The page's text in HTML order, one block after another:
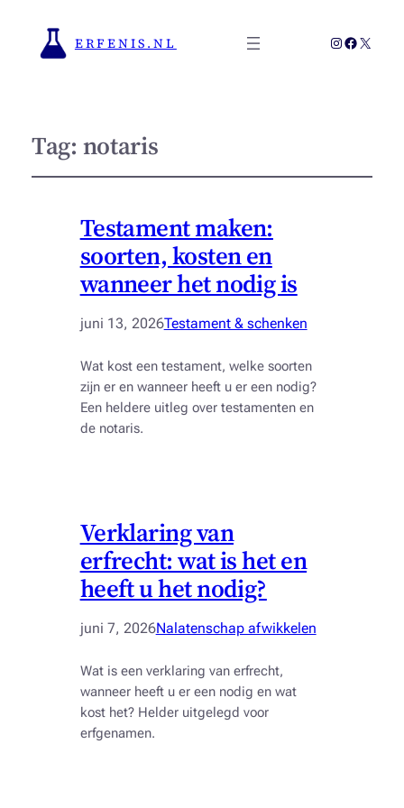
ERFENIS.NL Instagram
X
Tag: notaris
Testament maken:
soorten, kosten en
wanneer het nodig is
juni 13, 2026Testament & schenken
Wat kost een testament, welke soorten
zijn er en wanneer heeft u er een nodig?
Een heldere uitleg over testamenten en
de notaris.
Verklaring van
erfrecht: wat is het en
heeft u het nodig?
juni 7, 2026Nalatenschap afwikkelen
Wat is een verklaring van erfrecht,
wanneer heeft u er een nodig en wat
kost het? Helder uitgelegd voor
erfgenamen.